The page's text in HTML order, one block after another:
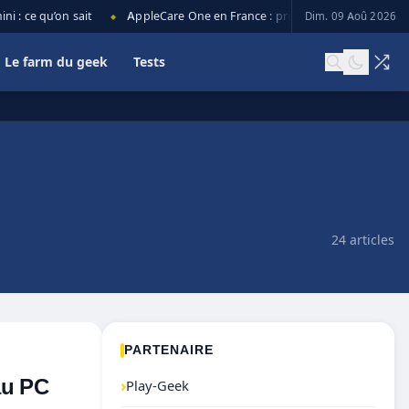
ce qu’on sait AppleCare One en France : prix, couverture et limites
Dim. 09 Aoû 2026
Le farm du geek Tests
24 articles
PC
PARTENAIRE
›Play-Geek